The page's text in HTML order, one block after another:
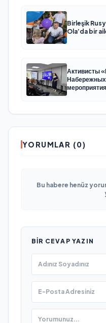
Birleşik
Ola’da bir
Активисты
Набережных
YORUMLAR (0)
Bu habere henüz
BIR CEVAP YAZIN